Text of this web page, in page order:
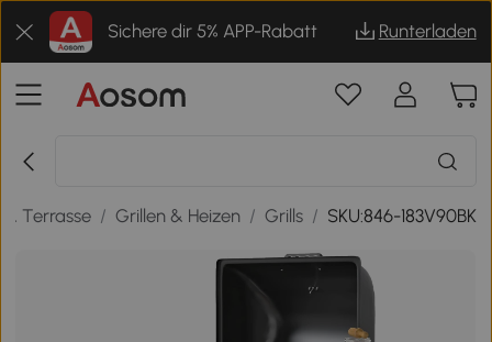
Sichere dir 5% APP-Rabatt Runterladen
Terrasse / Grillen & Heizen / Grills / SKU:846-183V90BK